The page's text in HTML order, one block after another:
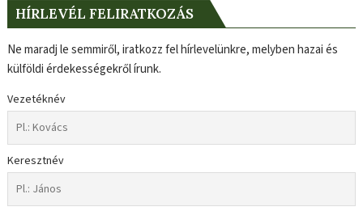
HÍRLEVÉL FELIRATKOZÁS
Ne maradj le semmiről, iratkozz fel hírlevelünkre, melyben hazai és
külföldi érdekességekről írunk.
Vezetéknév
Keresztnév